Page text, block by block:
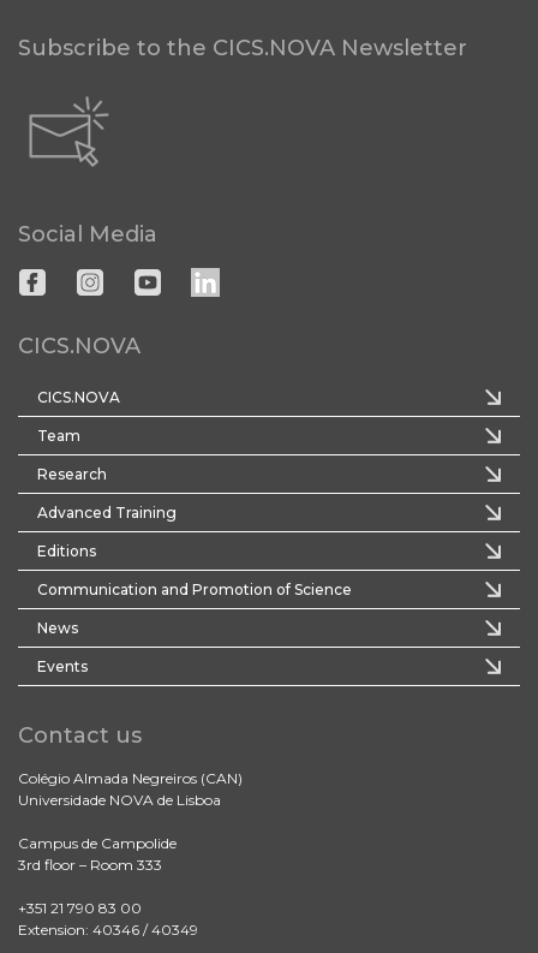
Subscribe to the CICS.NOVA Newsletter
Social Media
CICS.NOVA
CICS.NOVA
Team
Research
Advanced Training
Editions
Communication and Promotion of Science
News
Events
Contact us
Colégio Almada Negreiros (CAN)
Universidade NOVA de Lisboa
Campus de Campolide
3rd floor – Room 333
+351 21 790 83 00
Extension: 40346 / 40349